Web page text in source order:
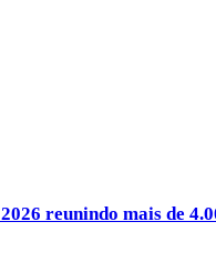
reunindo mais de